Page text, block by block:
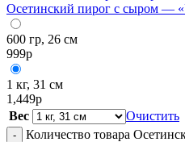
Осетинский пирог с сыром —
600 гр, 26 см
999р
1 кг, 31 см
1,449р
Вес
Очистить
- Количество товара